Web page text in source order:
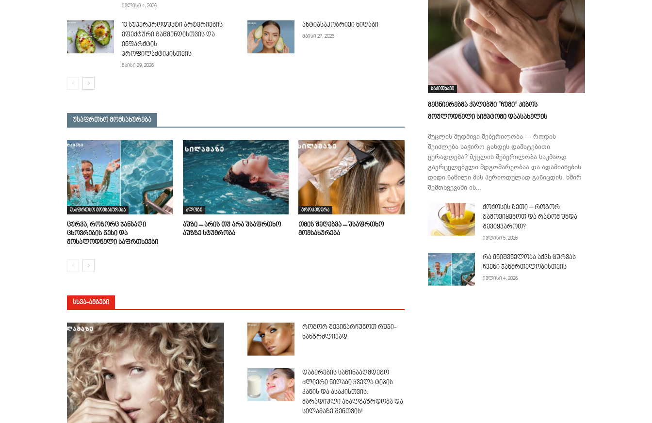
ივლისი 4, 2026
10 სუპერპროდუქტი არტერიების
ეფექტური გაწმენდისთვის და
ინფარქტის
პროფილაქტიკისთვის
მაისი 29, 2026
ანტიასაკობრივი ნიღაბი
მაისი 27, 2026
უსაფრთხო მომსახურება
უსაფრთხო მომსახურება
ცურვა, როგორც ჯანსაღი
ცხოვრების წესი და
მოსალოდნელი საფრთხეები
ბლოგი
აუზი – არის თუ არა უსაფრთხო
აუზზე სტუმრობა
პროცედურა
თმის შეღებვა – უსაფრთხო
მომსახურება
ᲡᲮᲕᲐ-ᲐᲛᲑᲔᲑᲘ
როგორ შევინარჩუნოთ რუჯი-
ხანგრძლივად
დაბერების საწინააღმდეგო
ძლიერი ნიღაბი ყველა ტიპის
კანის და ასაკისთვის.
მარადიული ახალგაზრდობა და
სილამაზე შენთვის!
საკითხავი
მეცნიერებმა ქალებში “ჩუმი” კიბოს
მოულოდნელი სიმპტომი დაასახელეს
მუცლის მუდმივი შებერილობა — როდის
შეიძლება საჭირო გახდეს დამატებითი
ყურადღება? მუცლის შებერილობა საკმაოდ
გავრცელებული მდგომარეობაა და ადამიანების
დიდი ნაწილი მას პერიოდულად განიცდის. ხშირ
შემთხვევაში ის...
ქოქოსის ზეთი – როგორ
გამოვიყენოთ და რატომ უნდა
შევიყვაროთ?
ივლისი 5, 2026
რა მნიშვნელობა აქვს ცურვას
ჩვენი ჯანმრთელობისთვის
ივლისი 4, 2026